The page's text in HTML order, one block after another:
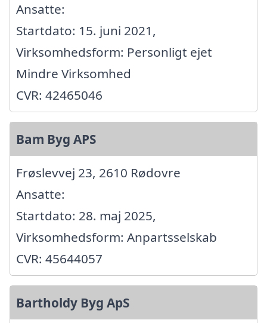
Ansatte:
Startdato: 15. juni 2021,
Virksomhedsform: Personligt ejet
Mindre Virksomhed
CVR: 42465046
Bam Byg APS
Frøslevvej 23, 2610 Rødovre
Ansatte:
Startdato: 28. maj 2025,
Virksomhedsform: Anpartsselskab
CVR: 45644057
Bartholdy Byg ApS